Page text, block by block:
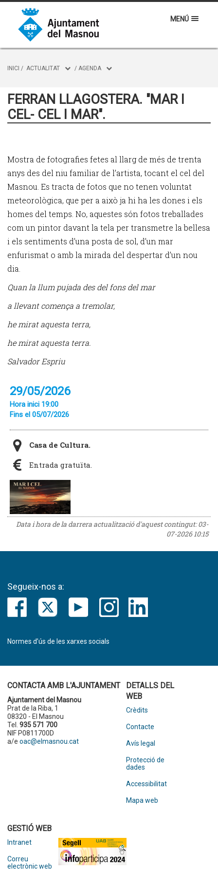
MENÚ
INICI / ACTUALITAT / AGENDA
FERRAN LLAGOSTERA. "MAR I
CEL- CEL I MAR".
Mostra de fotografies fetes al llarg de més de trenta
anys des del niu familiar de l’artista, tocant el cel del
Masnou. Es tracta de fotos que no tenen voluntat
meteorològica, que per a això ja hi ha les dones i els
homes del temps. No, aquestes són fotos treballades
com un pintor davant la tela per transmetre la bellesa
i els sentiments d’una posta de sol, d’un mar
enfurismat o amb la mirada del despertar d’un nou
dia.
Quan la llum pujada des del fons del mar
a llevant comença a tremolar,
he mirat aquesta terra,
he mirat aquesta terra.
Salvador Espriu
29/05/2026
Hora inici 19:00
Fins el 05/07/2026
Casa de Cultura.
Entrada gratuïta.
Data i hora de la darrera actualització d'aquest contingut:03-
07-2026 10:15
Segueix-nos a:
Normes d’ús de les xarxes socials
CONTACTA AMB L'AJUNTAMENT
Ajuntament del Masnou
Prat de la Riba, 1
08320 - El Masnou
Tel. 935 571 700
NIF P0811700D
a/e oac@elmasnou.cat
DETALLS DEL
WEB
Crèdits
Contacte
Avís legal
Protecció de
dades
Accessibilitat
Mapa web
GESTIÓ WEB
Intranet
Correu
electrònic web